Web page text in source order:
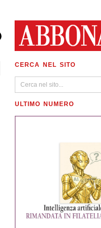
CERCA NEL SITO
ULTIMO NUMERO